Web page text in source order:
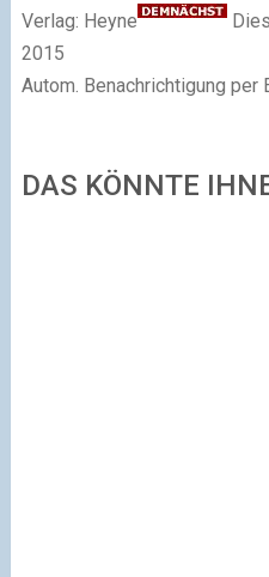
Verlag: Heyne
2015
Autom. Benachrichtigung per
DAS KÖNNTE